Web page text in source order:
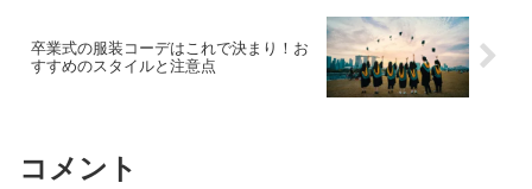
卒業式の服装コーデはこれで決まり！お
すすめのスタイルと注意点
コメント